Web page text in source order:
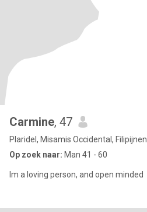
Carmine, 47
Plaridel, Misamis Occidental, Filipijnen
Op zoek naar: Man 41 - 60
Im a loving person, and open minded